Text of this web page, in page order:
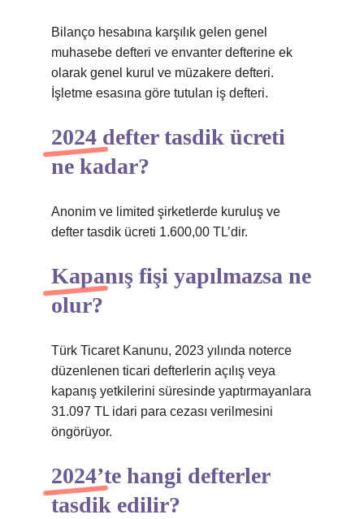
Bilanço hesabına karşılık gelen genel
muhasebe defteri ve envanter defterine ek
olarak genel kurul ve müzakere defteri.
İşletme esasına göre tutulan iş defteri.
2024 defter tasdik ücreti
ne kadar?
Anonim ve limited şirketlerde kuruluş ve
defter tasdik ücreti 1.600,00 TL’dir.
Kapanış fişi yapılmazsa ne
olur?
Türk Ticaret Kanunu, 2023 yılında noterce
düzenlenen ticari defterlerin açılış veya
kapanış yetkilerini süresinde yaptırmayanlara
31.097 TL idari para cezası verilmesini
öngörüyor.
2024’te hangi defterler
tasdik edilir?